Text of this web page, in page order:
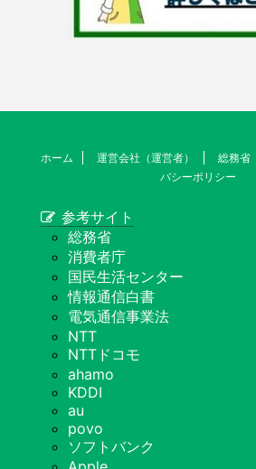
ホーム 運営会社（運営者） 総務省
バシーポリシー
参考サイト
総務省
消費者庁
国民生活センター
情報通信白書
電気通信事業法
NTT
NTTドコモ
ahamo
KDDI
au
povo
ソフトバンク